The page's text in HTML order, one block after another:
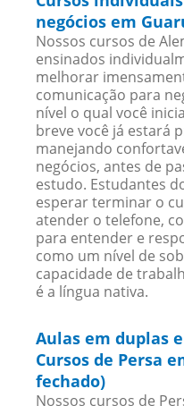
negócios em
Nossos cursos de
ensinados
melhorar
comunicação para
nível o qual você
breve você já estará
manejando
negócios, antes de
estudo. Estudantes
esperar terminar o
atender o telefone,
para entender e
como um nível de
capacidade de
é a língua nativa.
Aulas em duplas
Cursos de Persa
fechado)
Nossos cursos de